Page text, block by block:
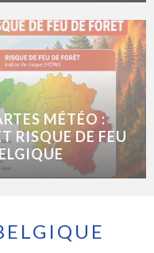
MÉTÉO :
RISQUE DE FEU